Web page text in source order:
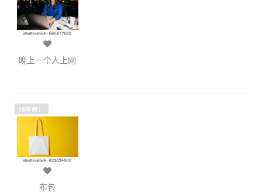
晚上一个人上网
16年前：
布包